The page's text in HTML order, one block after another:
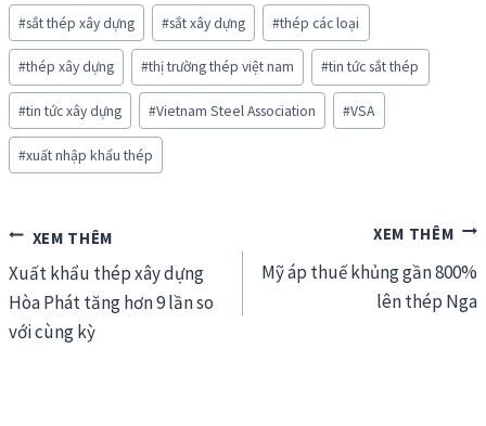
#sắt thép xây dựng #sắt xây dựng #thép các loại
#thép xây dựng #thị trường thép việt nam #tin tức sắt thép
#tin tức xây dựng #Vietnam Steel Association #VSA
#xuất nhập khẩu thép
Điều
hướng
bài
Xuất khẩu thép xây dựng
Hòa Phát tăng hơn 9 lần so
với cùng kỳ
Mỹ áp thuế khủng gần 800%
lên thép Nga